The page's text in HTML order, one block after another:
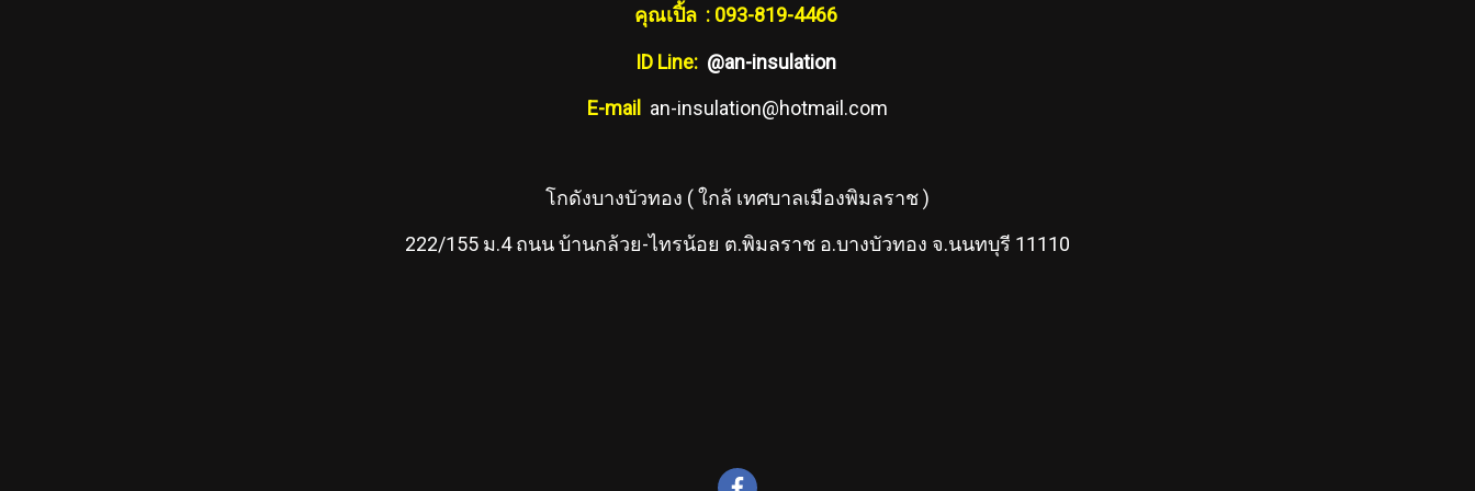
คุณเปิ้ล : 093-819-4466
ID Line: @an-insulation
E-mail
an-insulation@hotmail.com
โกดังบางบัวทอง ( ใกล้ เทศบาลเมืองพิมลราช )
222/155 ม.4 ถนน บ้านกล้วย-ไทรน้อย ต.พิมลราช อ.บางบัวทอง จ.นนทบุรี 11110